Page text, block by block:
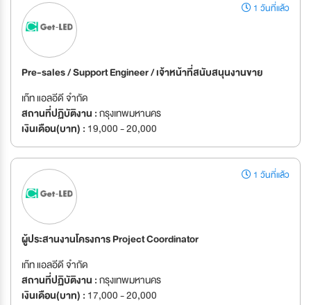
1 วันที่แล้ว
Pre-sales / Support Engineer / เจ้าหน้าที่สนับสนุนงานขาย
เก๊ท แอลอีดี จำกัด
สถานที่ปฏิบัติงาน :กรุงเทพมหานคร
เงินเดือน(บาท) : 19,000 - 20,000
1 วันที่แล้ว
ผู้ประสานงานโครงการ Project Coordinator
เก๊ท แอลอีดี จำกัด
สถานที่ปฏิบัติงาน :กรุงเทพมหานคร
เงินเดือน(บาท) : 17,000 - 20,000